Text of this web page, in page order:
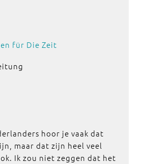
für Die Zeit
hoor je vaak dat
maar dat zijn heel veel
Ik zou niet zeggen dat het